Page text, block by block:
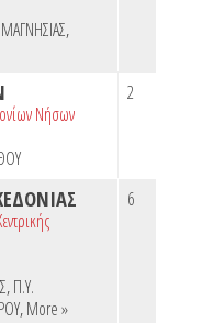
,
Νήσων
2
,Π.Υ.
,More »
6